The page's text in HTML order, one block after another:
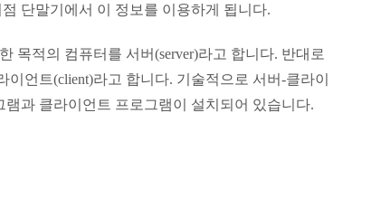
단말기에서 이 정보를 이용하게 됩니다.
목적의 컴퓨터를 서버(server)라고 합니다. 반대로
언트(client)라고 합니다. 기술적으로 서버-클라이
과 클라이언트 프로그램이 설치되어 있습니다.